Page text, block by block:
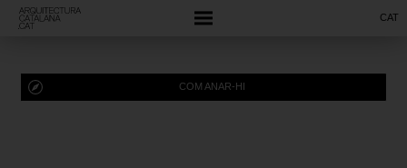
CAT
COM ANAR-HI